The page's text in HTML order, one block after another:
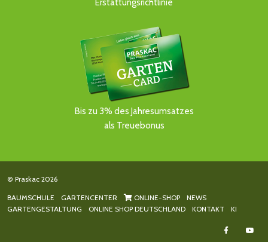
Erstattungsrichtlinie
Bis zu 3% des Jahresumsatzes
als Treuebonus
© Praskac 2026
BAUMSCHULE GARTENCENTER ONLINE-SHOP
NEWS
GARTENGESTALTUNG
ONLINE SHOP DEUTSCHLAND KONTAKT KI